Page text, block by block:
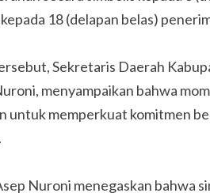
18 (delapan belas)
Sekretaris Daerah
menyampaikan bahwa
untuk memperkuat komitmen
Nuroni menegaskan bahwa